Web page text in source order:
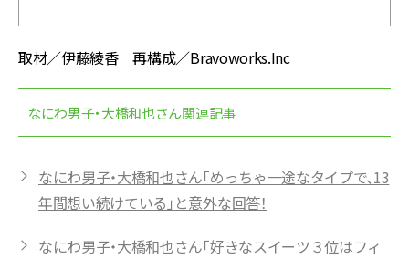
取材／伊藤綾香 再構成／Bravoworks.Inc
なにわ男子・大橋和也さん関連記事
なにわ男子・大橋和也さん「めっちゃ一途なタイプで、13
年間想い続けている」と意外な回答！
なにわ男子・大橋和也さん「好きなスイーツ３位はフィ